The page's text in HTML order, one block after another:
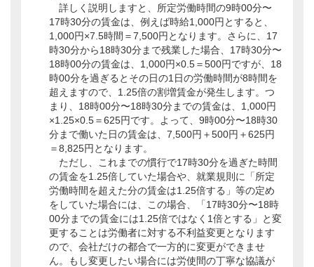
詳しく説明しますと、所定労働時間の9時00分〜
17時30分の賃金は、例えば時給1,000円とすると、
1,000円×7.5時間＝7,500円となります。さらに、17
時30分から18時30分まで残業した場合、17時30分〜
18時00分の賃金は、1,000円×0.5＝500円ですが、18
時00分を過ぎるとその日の1日の労働時間が8時間を
超えますので、1.25倍の割増賃金が発生します。つ
まり、18時00分〜18時30分までの賃金は、1,000円
×1.25×0.5＝625円です。よって、9時00分〜18時30
分まで働いた日の賃金は、7,500円＋500円＋625円
＝8,825円となります。
ただし、これまでの慣行で17時30分を過ぎた時間
の賃金を1.25倍していた場合や、就業規則に「所定
労働時間を超えた分の賃金は1.25倍する」等の定め
をしていた場合には、この場合、「17時30分〜18時
00分までの賃金には1.25倍ではなく1倍とする」と変
更することは労働者に対する不利益変更となります
ので、会社だけの都合で一方的に変更ができませ
ん。もし変更したい場合には労使間の丁寧な協議が